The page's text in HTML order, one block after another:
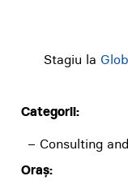
Stagiu la
Categorii:
– Consulting
Oraș: